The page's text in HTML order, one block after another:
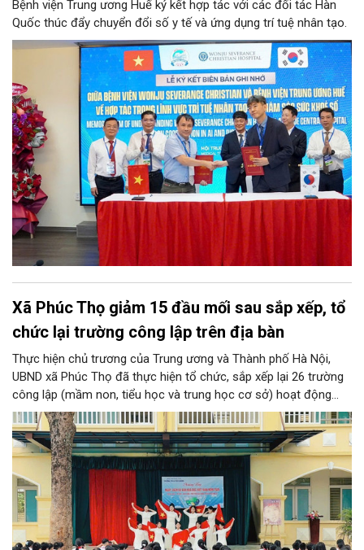
Bệnh viện Trung ương Huế ký kết hợp tác với các đối tác Hàn
Quốc thúc đẩy chuyển đổi số y tế và ứng dụng trí tuệ nhân tạo.
Xã Phúc Thọ giảm 15 đầu mối sau sắp xếp, tổ
chức lại trường công lập trên địa bàn
Thực hiện chủ trương của Trung ương và Thành phố Hà Nội,
UBND xã Phúc Thọ đã thực hiện tổ chức, sắp xếp lại 26 trường
công lập (mầm non, tiểu học và trung học cơ sở) hoạt động
độc lập thành 11 trường. Sau khi sắp xếp, xã Phúc Thọ giảm 15
đầu mối đơn vị, tỷ lệ tinh gọn đạt 57,69%.